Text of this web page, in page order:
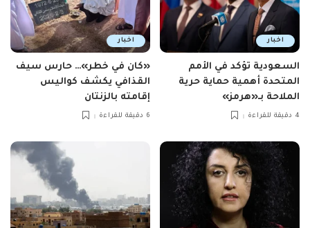
اخبار
السعودية تؤكد في الأمم
المتحدة أهمية حماية حرية
الملاحة بـ«هرمز»
4 دقيقة للقراءة
اخبار
«كان في خطر»… حارس سيف
القذافي يكشف كواليس
إقامته بالزنتان
6 دقيقة للقراءة